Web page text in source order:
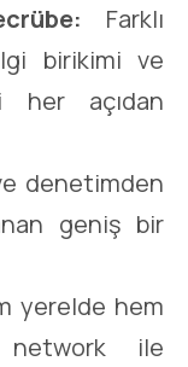
Farklı
birikimi ve
her açıdan
denetimden
geniş bir
yerelde hem
ile